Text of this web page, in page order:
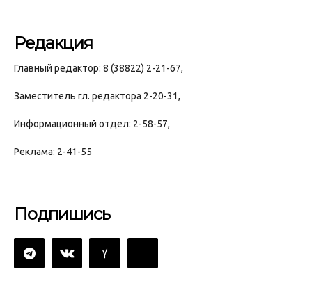
Редакция
Главный редактор: 8 (38822) 2-21-67,
Заместитель гл. редактора 2-20-31,
Информационный отдел: 2-58-57,
Реклама: 2-41-55
Подпишись